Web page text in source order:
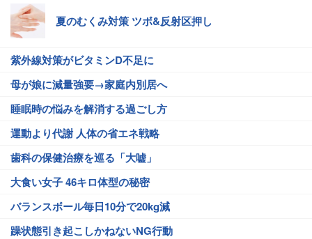
夏のむくみ対策 ツボ&反射区押し
紫外線対策がビタミンD不足に
母が娘に減量強要→家庭内別居へ
睡眠時の悩みを解消する過ごし方
運動より代謝 人体の省エネ戦略
歯科の保健治療を巡る「大嘘」
大食い女子 46キロ体型の秘密
バランスボール毎日10分で20kg減
躁状態引き起こしかねないNG行動